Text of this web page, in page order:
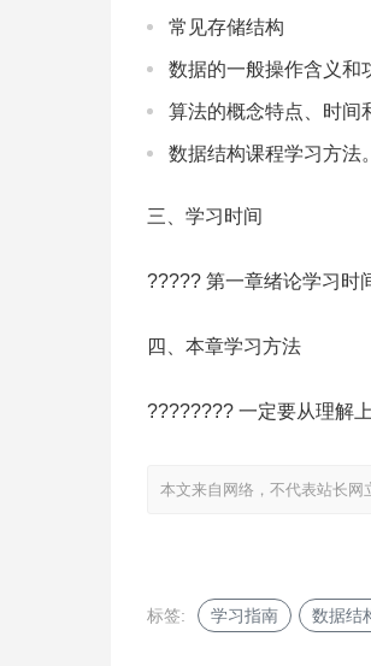
常见存储结构
数据的一般操作含义和
算法的概念特点、时间
数据结构课程学习方法。
三、学习时间
????? 第一章绪论学习时
四、本章学习方法
???????? 一定要从理解
本文来自网络，不代表站长网
标签: 学习指南 数据结